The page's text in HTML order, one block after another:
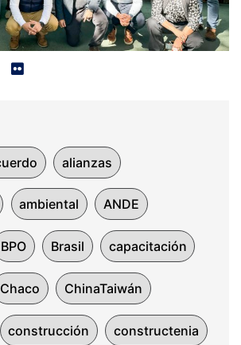
alianzas
ambiental ANDE
BPO Brasil capacitación
Chaco ChinaTaiwán
construcción constructenia